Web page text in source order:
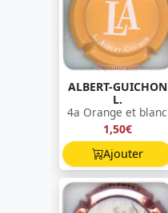
ALBERT-GUICHON
L.
4a Orange et blanc
1,50€
Ajouter